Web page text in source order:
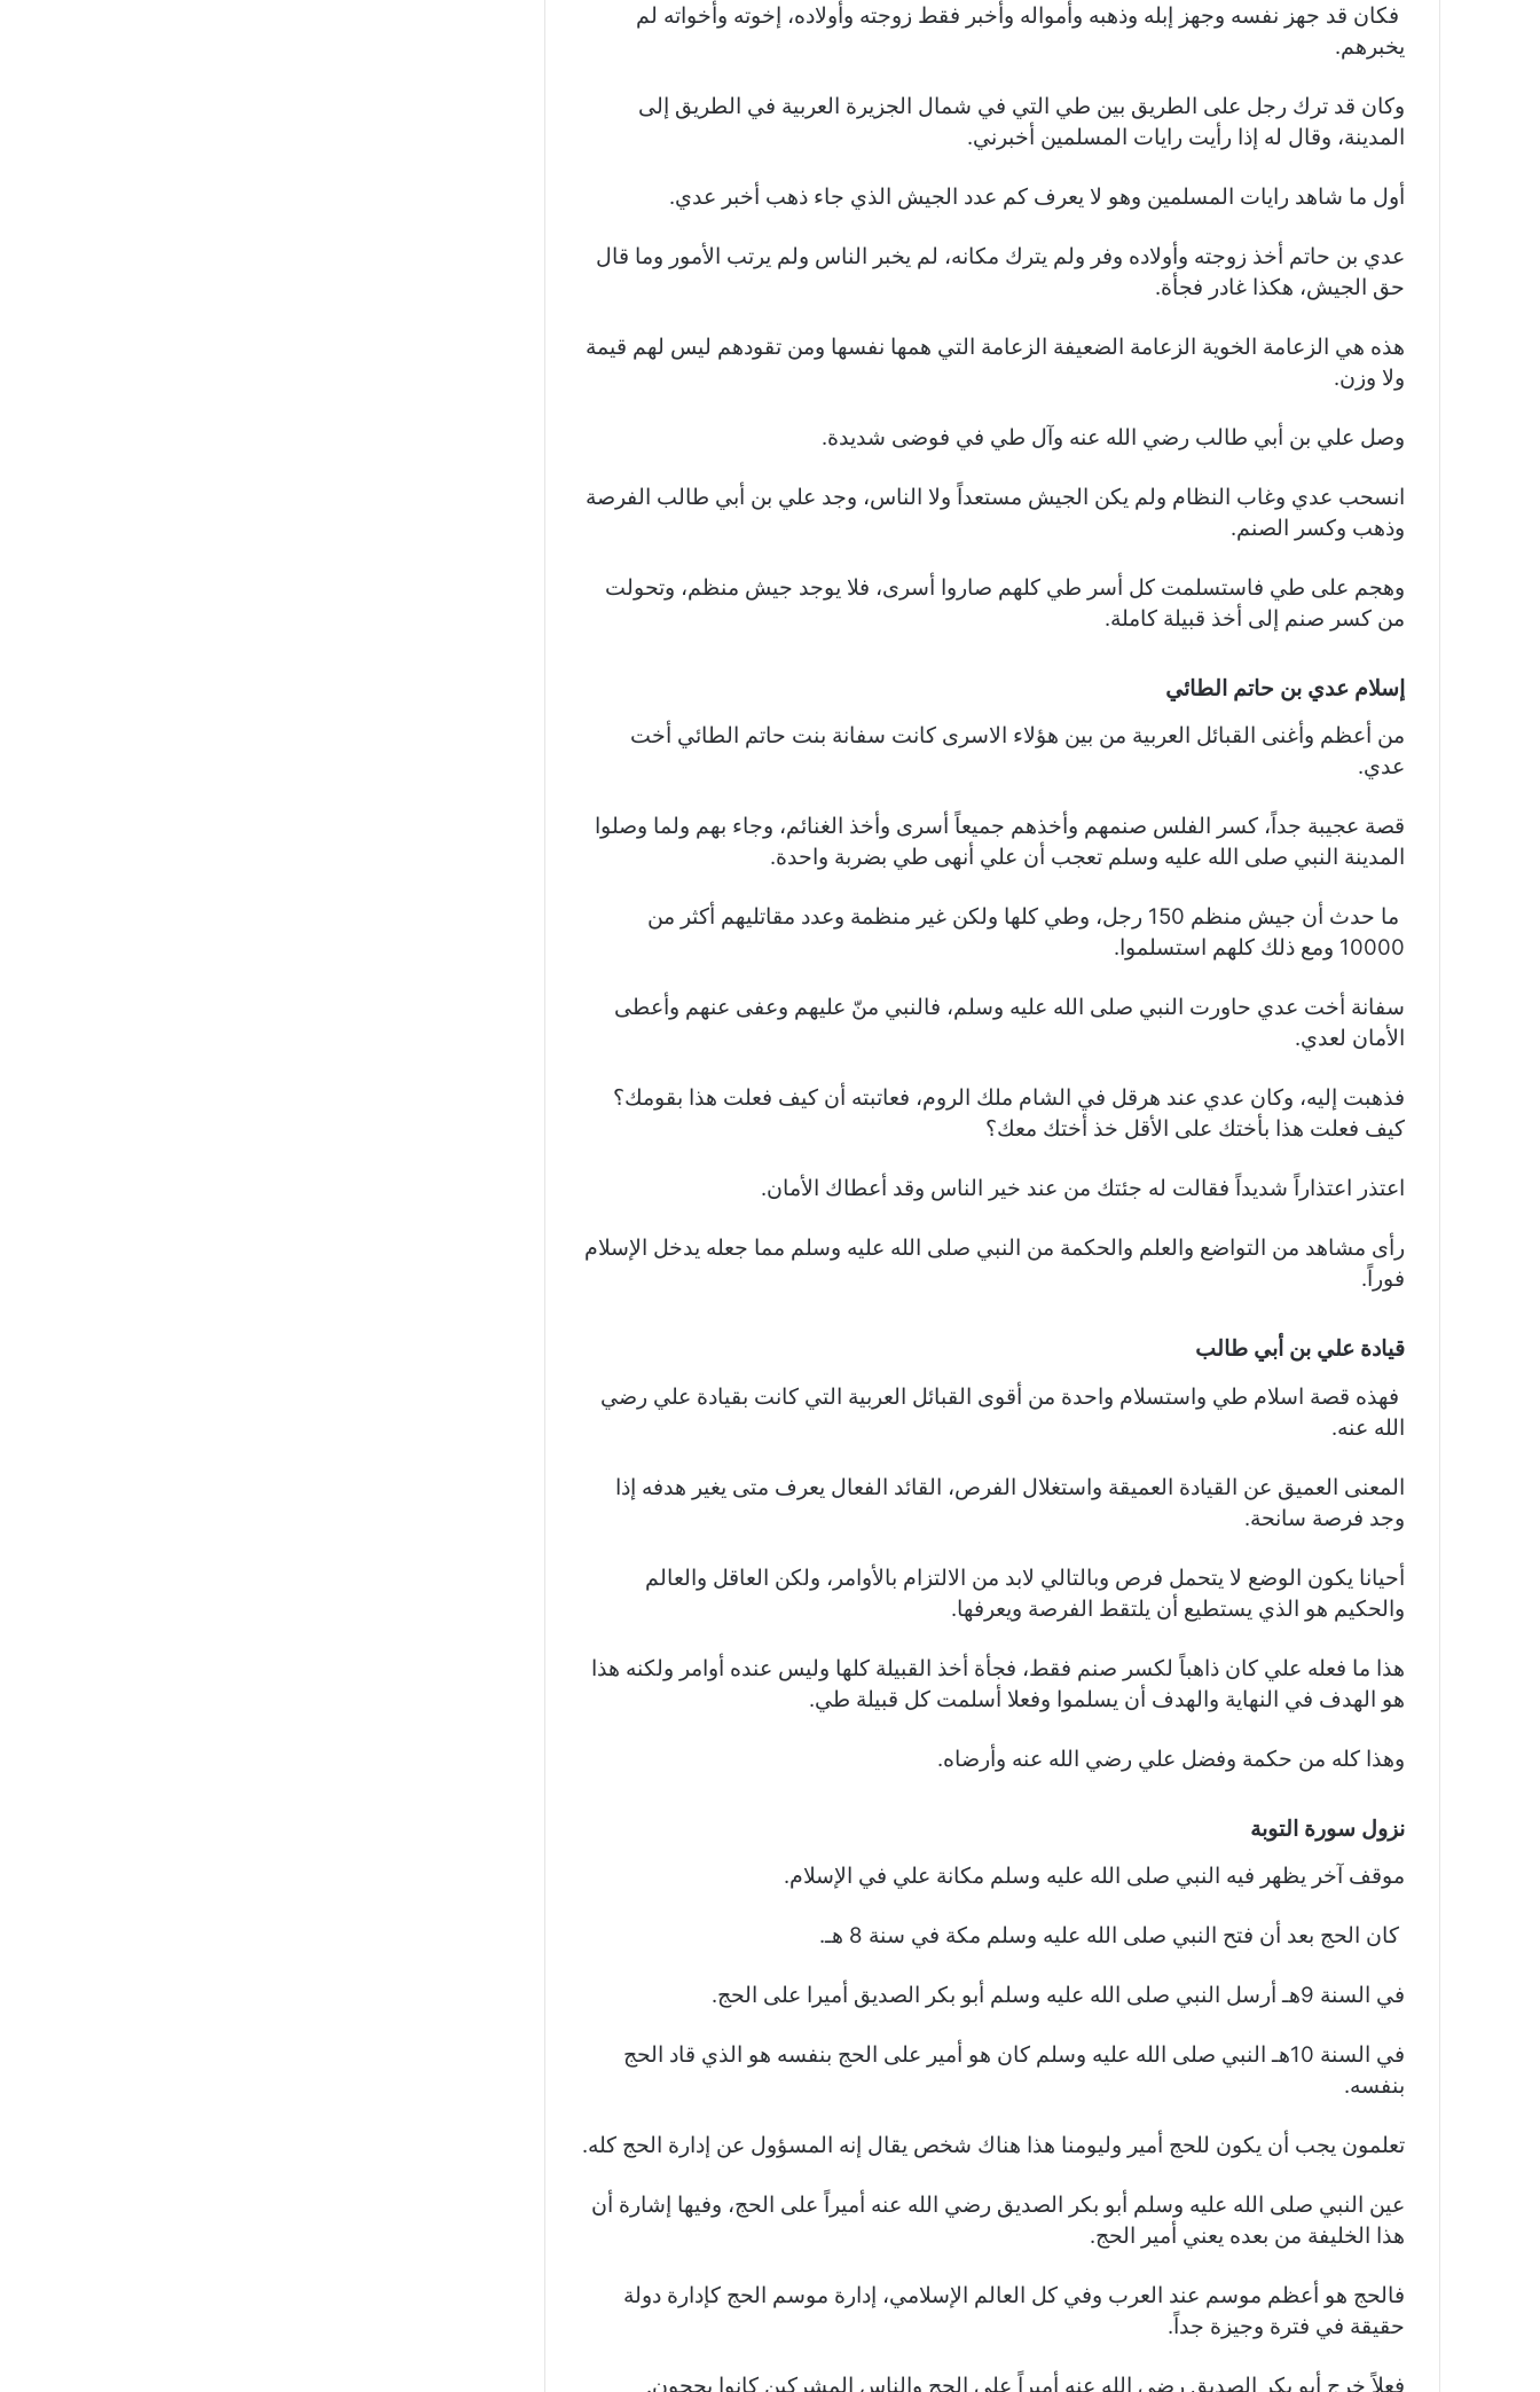
فكان قد جهز نفسه وجهز إبله وذهبه وأمواله وأخبر فقط زوجته وأولاده، إخوته وأخواته لم
يخبرهم.
وكان قد ترك رجل على الطريق بين طي التي في شمال الجزيرة العربية في الطريق إلى
المدينة، وقال له إذا رأيت رايات المسلمين أخبرني.
أول ما شاهد رايات المسلمين وهو لا يعرف كم عدد الجيش الذي جاء ذهب أخبر عدي.
عدي بن حاتم أخذ زوجته وأولاده وفر ولم يترك مكانه، لم يخبر الناس ولم يرتب الأمور وما قال
حق الجيش، هكذا غادر فجأة.
هذه هي الزعامة الخوية الزعامة الضعيفة الزعامة التي همها نفسها ومن تقودهم ليس لهم قيمة
ولا وزن.
وصل علي بن أبي طالب رضي الله عنه وآل طي في فوضى شديدة.
انسحب عدي وغاب النظام ولم يكن الجيش مستعداً ولا الناس، وجد علي بن أبي طالب الفرصة
وذهب وكسر الصنم.
وهجم على طي فاستسلمت كل أسر طي كلهم صاروا أسرى، فلا يوجد جيش منظم، وتحولت
من كسر صنم إلى أخذ قبيلة كاملة.
إسلام عدي بن حاتم الطائي
من أعظم وأغنى القبائل العربية من بين هؤلاء الاسرى كانت سفانة بنت حاتم الطائي أخت
عدي.
قصة عجيبة جداً، كسر الفلس صنمهم وأخذهم جميعاً أسرى وأخذ الغنائم، وجاء بهم ولما وصلوا
المدينة النبي صلى الله عليه وسلم تعجب أن علي أنهى طي بضربة واحدة.
ما حدث أن جيش منظم 150 رجل، وطي كلها ولكن غير منظمة وعدد مقاتليهم أكثر من
10000 ومع ذلك كلهم استسلموا.
سفانة أخت عدي حاورت النبي صلى الله عليه وسلم، فالنبي منّ عليهم وعفى عنهم وأعطى
الأمان لعدي.
فذهبت إليه، وكان عدي عند هرقل في الشام ملك الروم، فعاتبته أن كيف فعلت هذا بقومك؟
كيف فعلت هذا بأختك على الأقل خذ أختك معك؟
اعتذر اعتذاراً شديداً فقالت له جئتك من عند خير الناس وقد أعطاك الأمان.
رأى مشاهد من التواضع والعلم والحكمة من النبي صلى الله عليه وسلم مما جعله يدخل الإسلام
فوراً.
قيادة علي بن أبي طالب
فهذه قصة اسلام طي واستسلام واحدة من أقوى القبائل العربية التي كانت بقيادة علي رضي
الله عنه.
المعنى العميق عن القيادة العميقة واستغلال الفرص، القائد الفعال يعرف متى يغير هدفه إذا
وجد فرصة سانحة.
أحيانا يكون الوضع لا يتحمل فرص وبالتالي لابد من الالتزام بالأوامر، ولكن العاقل والعالم
والحكيم هو الذي يستطيع أن يلتقط الفرصة ويعرفها.
هذا ما فعله علي كان ذاهباً لكسر صنم فقط، فجأة أخذ القبيلة كلها وليس عنده أوامر ولكنه هذا
هو الهدف في النهاية والهدف أن يسلموا وفعلا أسلمت كل قبيلة طي.
وهذا كله من حكمة وفضل علي رضي الله عنه وأرضاه.
نزول سورة التوبة
موقف آخر يظهر فيه النبي صلى الله عليه وسلم مكانة علي في الإسلام.
كان الحج بعد أن فتح النبي صلى الله عليه وسلم مكة في سنة 8 هـ.
في السنة 9هـ أرسل النبي صلى الله عليه وسلم أبو بكر الصديق أميرا على الحج.
في السنة 10هـ النبي صلى الله عليه وسلم كان هو أمير على الحج بنفسه هو الذي قاد الحج
بنفسه.
تعلمون يجب أن يكون للحج أمير وليومنا هذا هناك شخص يقال إنه المسؤول عن إدارة الحج كله.
عين النبي صلى الله عليه وسلم أبو بكر الصديق رضي الله عنه أميراً على الحج، وفيها إشارة أن
هذا الخليفة من بعده يعني أمير الحج.
فالحج هو أعظم موسم عند العرب وفي كل العالم الإسلامي، إدارة موسم الحج كإدارة دولة
حقيقة في فترة وجيزة جداً.
فعلاً خرج أبو بكر الصديق رضي الله عنه أميراً على الحج والناس المشركين كانوا يحجون.